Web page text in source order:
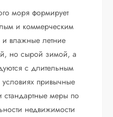
моря формирует
и коммерческим
влажные летние
но сырой зимой, а
с длительным
привычные
стандартные меры по
недвижимости